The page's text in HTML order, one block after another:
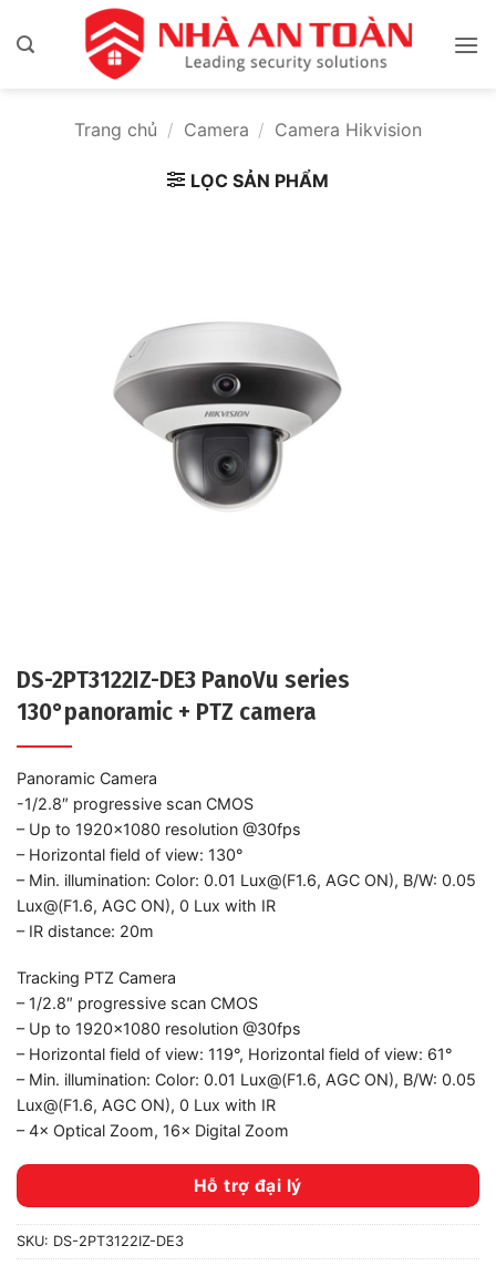
qua
Trang chủ / Camera / Camera Hikvision
LỌC SẢN PHẨM
DS-2PT3122IZ-DE3 PanoVu series
130°panoramic + PTZ camera
Panoramic Camera
-1/2.8″ progressive scan CMOS
– Up to 1920×1080 resolution @30fps
– Horizontal field of view: 130°
– Min. illumination: Color: 0.01 Lux@(F1.6, AGC ON), B/W: 0.05
Lux@(F1.6, AGC ON), 0 Lux with IR
– IR distance: 20m
Tracking PTZ Camera
– 1/2.8″ progressive scan CMOS
– Up to 1920×1080 resolution @30fps
– Horizontal field of view: 119°, Horizontal field of view: 61°
– Min. illumination: Color: 0.01 Lux@(F1.6, AGC ON), B/W: 0.05
Lux@(F1.6, AGC ON), 0 Lux with IR
– 4× Optical Zoom, 16× Digital Zoom
Hỗ trợ đại lý
SKU: DS-2PT3122IZ-DE3